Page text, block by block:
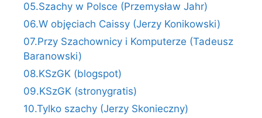
05.Szachy w Polsce (Przemysław Jahr)
06.W objęciach Caissy (Jerzy Konikowski)
07.Przy Szachownicy i Komputerze (Tadeusz
Baranowski)
08.KSzGK (blogspot)
09.KSzGK (stronygratis)
10.Tylko szachy (Jerzy Skonieczny)